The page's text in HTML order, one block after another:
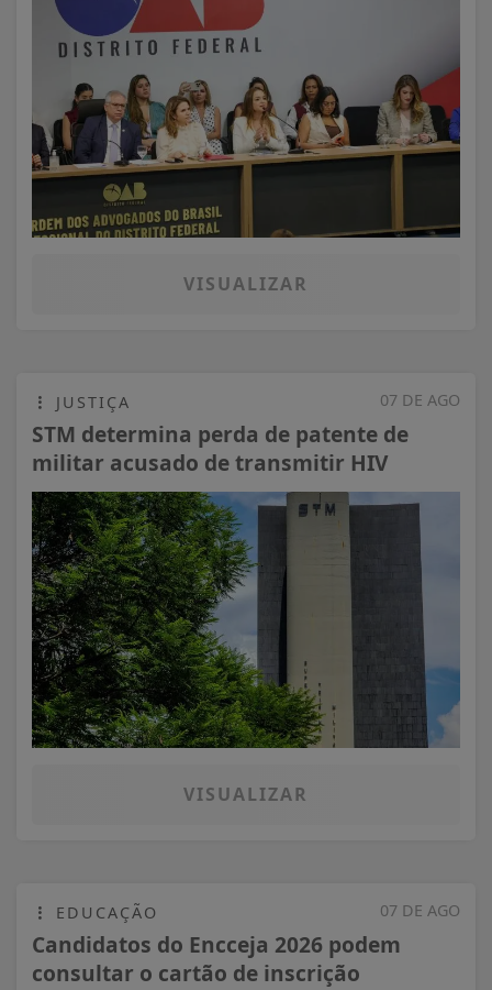
VISUALIZAR
07 DE AGO
JUSTIÇA
STM determina perda de patente de
militar acusado de transmitir HIV
VISUALIZAR
07 DE AGO
EDUCAÇÃO
Candidatos do Encceja 2026 podem
consultar o cartão de inscrição